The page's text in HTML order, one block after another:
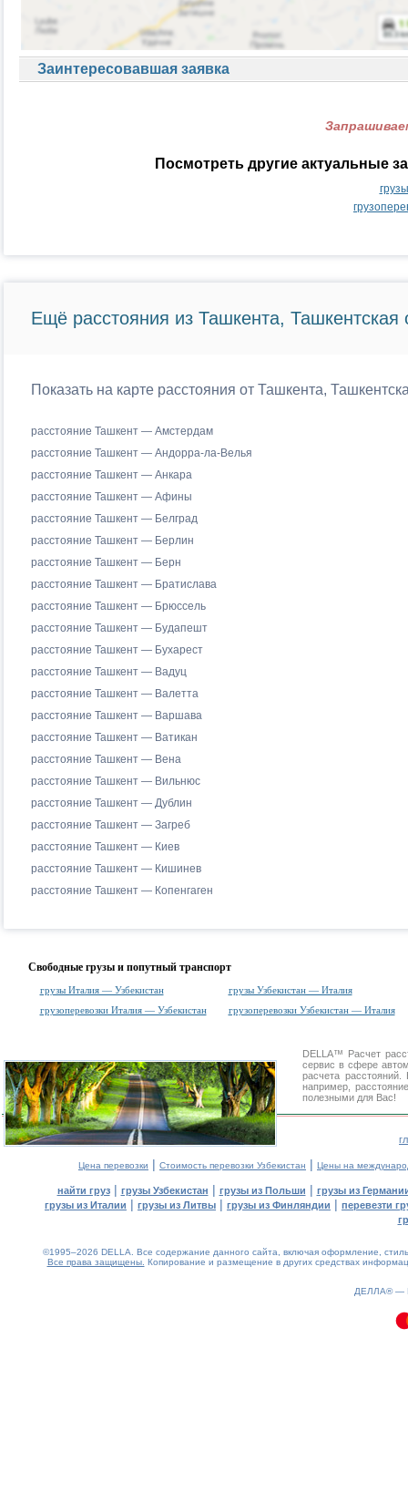
Заинтересовавшая заявка
Посмотреть другие актуальные
Ещё расстояния из Ташкента, Ташкентская
Показать на карте расстояния от Ташкента,
расстояние Ташкент — Амстердам
расстояние Ташкент — Андорра-ла-Велья
расстояние Ташкент — Анкара
расстояние Ташкент — Афины
расстояние Ташкент — Белград
расстояние Ташкент — Берлин
расстояние Ташкент — Берн
расстояние Ташкент — Братислава
расстояние Ташкент — Брюссель
расстояние Ташкент — Будапешт
расстояние Ташкент — Бухарест
расстояние Ташкент — Вадуц
расстояние Ташкент — Валетта
расстояние Ташкент — Варшава
расстояние Ташкент — Ватикан
расстояние Ташкент — Вена
расстояние Ташкент — Вильнюс
расстояние Ташкент — Дублин
расстояние Ташкент — Загреб
расстояние Ташкент — Киев
расстояние Ташкент — Кишинев
расстояние Ташкент — Копенгаген
Свободные грузы и попутный транспорт
грузы Италия — Узбекистан
грузы Узбекистан — Италия
грузоперевозки Италия — Узбекистан
грузоперевозки Узбекистан — Италия
DELLA™ Расчет
сервис в сфере
расчета
например,
полезными для Вас!
Цена перевозки | Стоимость перевозки Узбекистан | Цены на
найти груз| грузы Узбекистан | грузы из Польши | грузы из
грузы из Италии | грузы из Литвы | грузы из Финляндии | перевезти
©1995–2026 DELLA. Все содержание данного сайта, включая оформление,
Все права защищены. Копирование и размещение в других средствах
ДЕЛЛА® —